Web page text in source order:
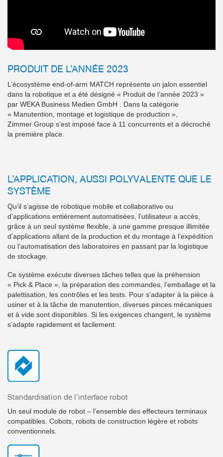
PRODUIT DE L’ANNÉE 2023
L’écosystème end-of-arm MATCH représente un jalon essentiel
dans la robotique et a été désigné « Produit de l’année 2023 »
par WEKA Business Medien GmbH . Dans la catégorie
« Manutention, montage et logistique de production »,
Zimmer Group s’est imposé face à 11 concurrents et a décroché
la première place.
L’APPLICATION, AUSSI POLYVALENTE QUE LE
SYSTÈME
Qu’il s’agisse de robotique mobile et collaborative ou
d’applications entièrement automatisées, l’utilisateur a accès,
grâce à un seul système flexible, à une gamme presque illimitée
d’applications allant de la production et du montage à l’expédition
ou l’automatisation des laboratoires en passant par la logistique
de stockage.
Ce système exécute diverses tâches telles que la préhension
« Pick & Place », la préparation des commandes, l’emballage et la
palettisation, les contrôles et les tests. Pour s’adapter à la pièce à
usiner et à la tâche de manutention, diverses pinces mécaniques
et à vide sont disponibles. Si les exigences changent, le système
s’adapte rapidement et facilement.
Standardisation de l’interface robot
Un seul module de robot – l’ensemble des effecteurs terminaux
compatibles. Cobots, robots de construction légère et robots
conventionnels.